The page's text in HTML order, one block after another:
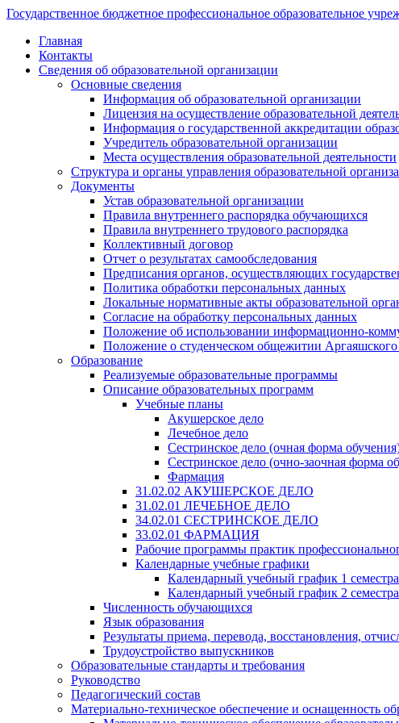
Государственное бюджетное профессиональное образовательное
Главная
Контакты
Сведения об образовательной организации
Основные сведения
Информация об образовательной организации
Лицензия на осуществление образовательной
Информация о государственной аккредитации
Учредитель образовательной организации
Места осуществления образовательной деятельности
Структура и органы управления образовательной
Документы
Устав образовательной организации
Правила внутреннего распорядка обучающихся
Правила внутреннего трудового распорядка
Коллективный договор
Отчет о результатах самообследования
Предписания органов, осуществляющих
Политика обработки персональных данных
Локальные нормативные акты образовательной
Согласие на обработку персональных данных
Положение об использовании информационно-
Положение о студенческом общежитии
Образование
Реализуемые образовательные программы
Описание образовательных программ
Учебные планы
Акушерское дело
Лечебное дело
Сестринское дело (очная форма
Сестринское дело (очно-заочная форма
Фармация
31.02.02 АКУШЕРСКОЕ ДЕЛО
31.02.01 ЛЕЧЕБНОЕ ДЕЛО
34.02.01 СЕСТРИНСКОЕ ДЕЛО
33.02.01 ФАРМАЦИЯ
Рабочие программы практик
Календарные учебные графики
Календарный учебный график 1 семестра
Календарный учебный график 2 семестра
Численность обучающихся
Язык образования
Результаты приема, перевода, восстановления,
Трудоустройство выпускников
Образовательные стандарты и требования
Руководство
Педагогический состав
Материально-техническое обеспечение и оснащенность